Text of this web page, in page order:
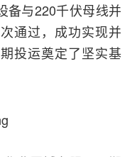
备与220千伏母线并
通过，成功实现并
投运奠定了坚实基